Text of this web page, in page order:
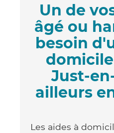
Un de
âgé ou
besoin
Just-
ailleurs
Les aides à